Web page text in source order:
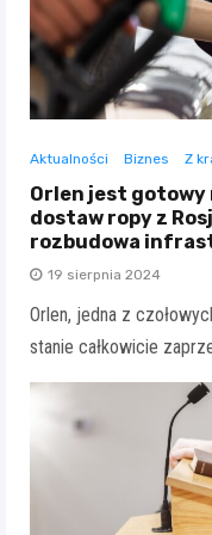
Aktualności Biznes Z
Orlen jest gotowy
dostaw ropy z
rozbudowa
19 sierpnia 2024
Orlen, jedna z
stanie całkowicie